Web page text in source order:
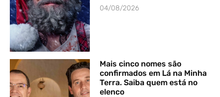
04/08/2026
Mais cinco nomes são
confirmados em Lá na Minha
Terra. Saiba quem está no
elenco